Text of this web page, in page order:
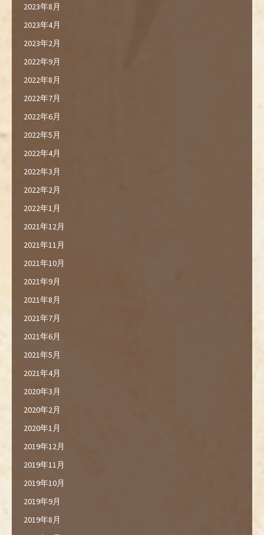
2023年8月
2023年4月
2023年2月
2022年9月
2022年8月
2022年7月
2022年6月
2022年5月
2022年4月
2022年3月
2022年2月
2022年1月
2021年12月
2021年11月
2021年10月
2021年9月
2021年8月
2021年7月
2021年6月
2021年5月
2021年4月
2020年3月
2020年2月
2020年1月
2019年12月
2019年11月
2019年10月
2019年9月
2019年8月